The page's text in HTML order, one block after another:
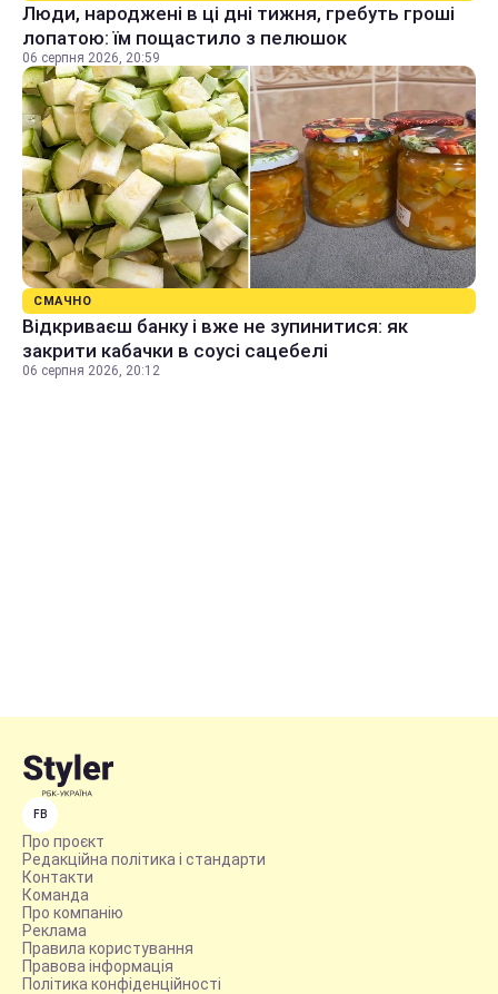
Люди, народжені в ці дні тижня, гребуть гроші
лопатою: їм пощастило з пелюшок
06 серпня 2026, 20:59
СМАЧНО
Відкриваєш банку і вже не зупинитися: як
закрити кабачки в соусі сацебелі
06 серпня 2026, 20:12
FB
Про проєкт
Редакційна політика і стандарти
Контакти
Команда
Про компанію
Реклама
Правила користування
Правова інформація
Політика конфіденційності